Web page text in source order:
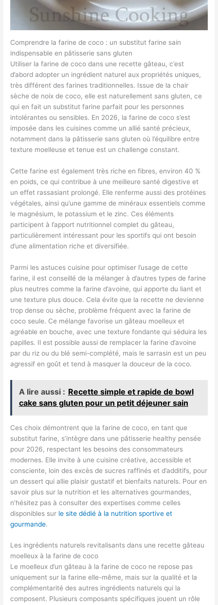
Comprendre la farine de coco : un substitut farine sain
indispensable en pâtisserie sans gluten
Utiliser la farine de coco dans une recette gâteau, c’est
d’abord adopter un ingrédient naturel aux propriétés uniques,
très différent des farines traditionnelles. Issue de la chair
sèche de noix de coco, elle est naturellement sans gluten, ce
qui en fait un substitut farine parfait pour les personnes
intolérantes ou sensibles. En 2026, la farine de coco s’est
imposée dans les cuisines comme un allié santé précieux,
notamment dans la pâtisserie sans gluten où l’équilibre entre
texture moelleuse et tenue est un challenge constant.
Cette farine est également très riche en fibres, environ 40 %
en poids, ce qui contribue à une meilleure santé digestive et
un effet rassasiant prolongé. Elle renferme aussi des protéines
végétales, ainsi qu’une gamme de minéraux essentiels comme
le magnésium, le potassium et le zinc. Ces éléments
participent à l’apport nutritionnel complet du gâteau,
particulièrement intéressant pour les sportifs qui ont besoin
d’une alimentation riche et diversifiée.
Parmi les astuces cuisine pour optimiser l’usage de cette
farine, il est conseillé de la mélanger à d’autres types de farine
plus neutres comme la farine d’avoine, qui apporte du liant et
une texture plus douce. Cela évite que la recette ne devienne
trop dense ou sèche, problème fréquent avec la farine de
coco seule. Ce mélange favorise un gâteau moelleux et
agréable en bouche, avec une texture fondante qui séduira les
papilles. Il est possible aussi de remplacer la farine d’avoine
par du riz ou du blé semi-complété, mais le sarrasin est un peu
agressif en goût et tend à masquer la douceur de la coco.
A lire aussi : Recette simple et rapide de bowl
cake sans gluten pour un petit déjeuner sain
Ces choix démontrent que la farine de coco, en tant que
substitut farine, s’intègre dans une pâtisserie healthy pensée
pour 2026, respectant les besoins des consommateurs
modernes. Elle invite à une cuisine créative, accessible et
consciente, loin des excès de sucres raffinés et d’additifs, pour
un dessert qui allie plaisir gustatif et bienfaits naturels. Pour en
savoir plus sur la nutrition et les alternatives gourmandes,
n’hésitez pas à consulter des expertises comme celles
disponibles sur le site dédié à la nutrition sportive et
gourmande.
Les ingrédients naturels revitalisants dans une recette gâteau
moelleux à la farine de coco
Le moelleux d’un gâteau à la farine de coco ne repose pas
uniquement sur la farine elle-même, mais sur la qualité et la
complémentarité des autres ingrédients naturels qui la
composent. Plusieurs composants spécifiques jouent un rôle